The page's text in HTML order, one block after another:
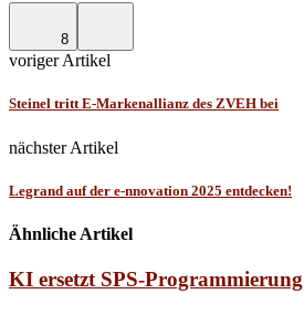
8
voriger Artikel
Steinel tritt E-Markenallianz des ZVEH bei
nächster Artikel
Legrand auf der e-nnovation 2025 entdecken!
Ähnliche Artikel
KI ersetzt SPS-Programmierung